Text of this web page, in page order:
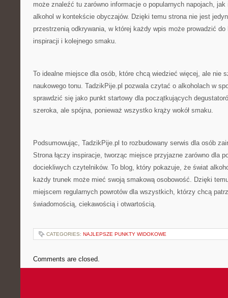
może znaleźć tu zarówno informacje o popularnych napojach,
alkohol w kontekście obyczajów. Dzięki temu strona nie jest
przestrzenią odkrywania, w której każdy wpis może prowadzić
inspiracji i kolejnego smaku.
To idealne miejsce dla osób, które chcą wiedzieć więcej, ale nie
naukowego tonu. TadzikPije.pl pozwala czytać o alkoholach w
sprawdzić się jako punkt startowy dla początkujących
szeroka, ale spójna, ponieważ wszystko krąży wokół smaku.
Podsumowując, TadzikPije.pl to rozbudowany serwis dla osób
Strona łączy inspiracje, tworząc miejsce przyjazne zarówno dla
dociekliwych czytelników. To blog, który pokazuje, że świat
każdy trunek może mieć swoją smakową osobowość. Dzięki
miejscem regularnych powrotów dla wszystkich, którzy chcą
świadomością, ciekawością i otwartością.
CATEGORIES: NAJLEPSZE PUNKTY WIDOKOWE
Comments are closed.